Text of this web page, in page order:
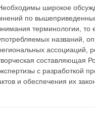
широкое
по
терминологии, то
названий,
ассоциаций,
составляющая
с разработкой
и обеспечения их